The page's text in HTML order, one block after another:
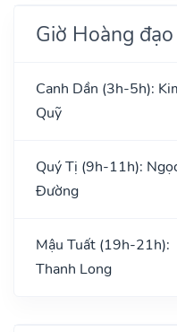
Giờ Hoàng
Canh Dần (3h-5h):
Quỹ
Quý Tị (9h-11h):
Đường
Mậu Tuất (19h-21h):
Thanh Long